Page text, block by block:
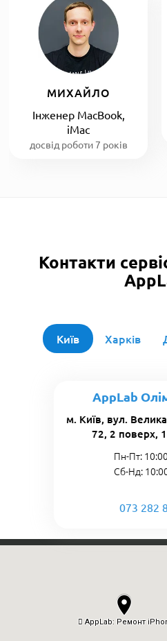
МИХАЙЛО
Інженер MacBook,
iMac
досвід роботи 7 років
Контакти
Київ Харків
AppLab
м. Київ, вул.
72, 2 поверх,
Пн-Пт:
Сб-Нд:
073 282